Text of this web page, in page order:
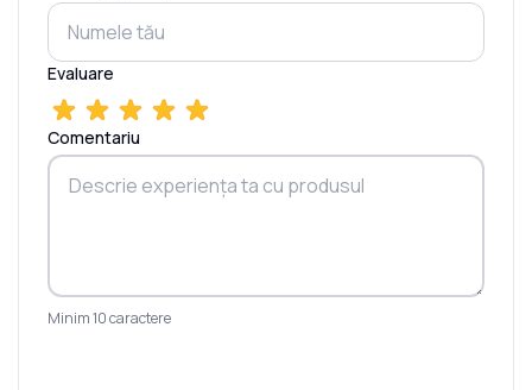
Evaluare
Comentariu
Minim 10 caractere